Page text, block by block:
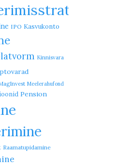
IPO Kasvukonto
Kinnisvara
Meelerahufond
Pension
Raamatupidamine